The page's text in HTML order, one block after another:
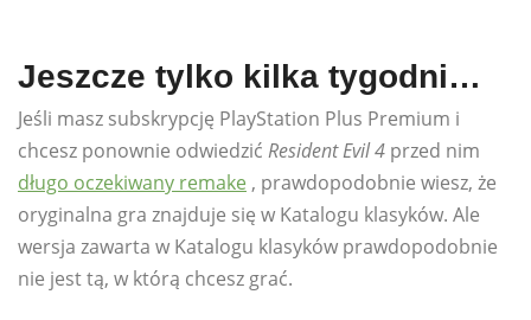
Jeszcze tylko kilka tygodni…
Jeśli masz subskrypcję PlayStation Plus Premium i
chcesz ponownie odwiedzić Resident Evil 4 przed nim
długo oczekiwany remake , prawdopodobnie wiesz, że
oryginalna gra znajduje się w Katalogu klasyków. Ale
wersja zawarta w Katalogu klasyków prawdopodobnie
nie jest tą, w którą chcesz grać.